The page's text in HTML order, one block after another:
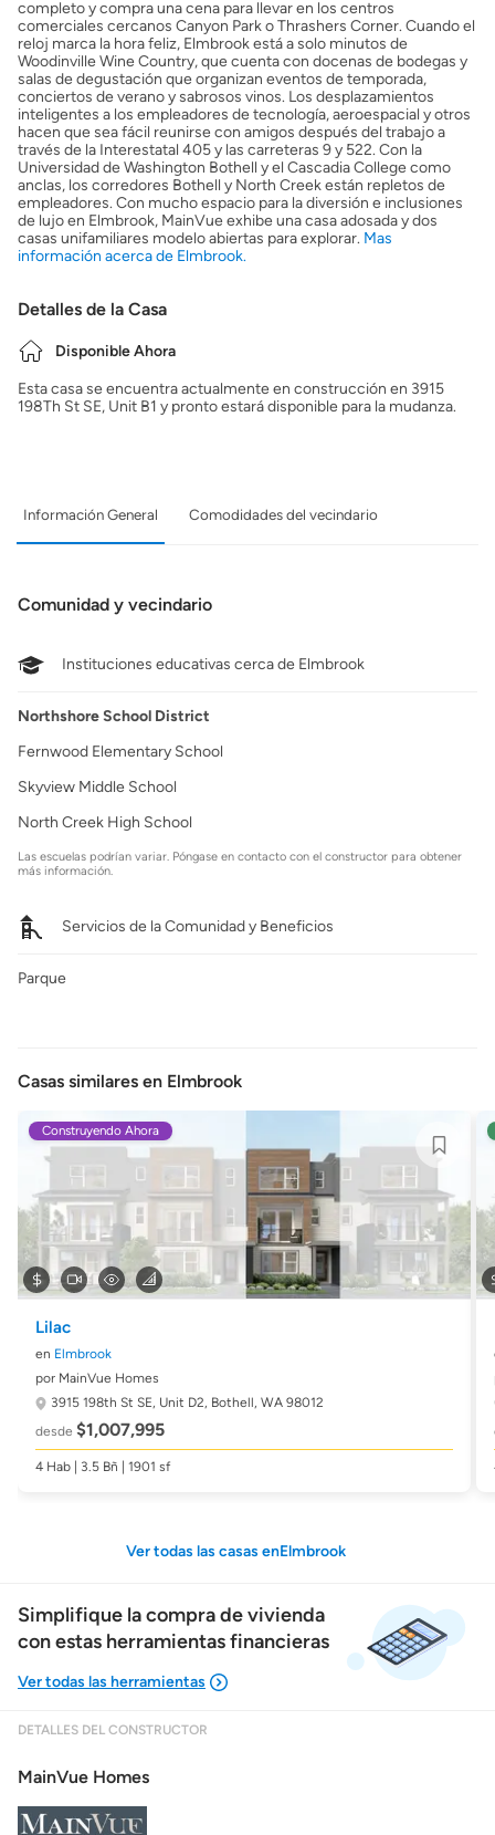
completo y compra una cena para llevar en los centros
comerciales cercanos Canyon Park o Thrashers Corner. Cuando el
reloj marca la hora feliz, Elmbrook está a solo minutos de
Woodinville Wine Country, que cuenta con docenas de bodegas y
salas de degustación que organizan eventos de temporada,
conciertos de verano y sabrosos vinos. Los desplazamientos
inteligentes a los empleadores de tecnología, aeroespacial y otros
hacen que sea fácil reunirse con amigos después del trabajo a
través de la Interestatal 405 y las carreteras 9 y 522. Con la
Universidad de Washington Bothell y el Cascadia College como
anclas, los corredores Bothell y North Creek están repletos de
empleadores. Con mucho espacio para la diversión e inclusiones
de lujo en Elmbrook, MainVue exhibe una casa adosada y dos
casas unifamiliares modelo abiertas para explorar. Mas
información acerca de Elmbrook.
Detalles de la Casa
Disponible Ahora
Esta casa se encuentra actualmente en construcción en 3915
198Th St SE, Unit B1 y pronto estará disponible para la mudanza.
Información General Comodidades del vecindario
Comunidad y vecindario
Instituciones educativas cerca de Elmbrook
Northshore School District
Fernwood Elementary School
Skyview Middle School
North Creek High School
Las escuelas podrían variar. Póngase en contacto con el constructor para obtener
más información.
Servicios de la Comunidad y Beneficios
Parque
Casas similares en Elmbrook
Construyendo Ahora
Lilac
en Elmbrook
por MainVue Homes
3915 198th St SE, Unit D2, Bothell, WA 98012
desde $1,007,995
4 Hab | 3.5 Bñ | 1901 sf
Ver todas las casas enElmbrook
Simplifique la compra de vivienda
con estas herramientas financieras
Costos casa nueva vs. usada
DETALLES DEL CONSTRUCTOR
MainVue Homes